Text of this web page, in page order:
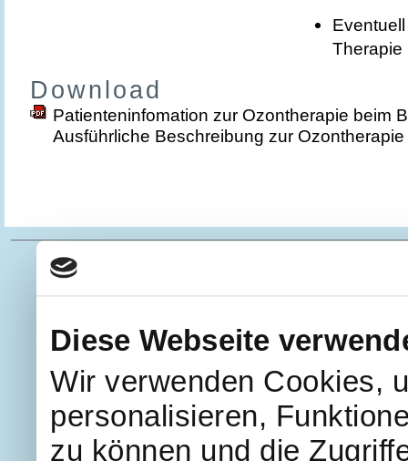
Diese Webseite
Wir verwenden Cookies,
personalisieren,
zu können und die
Therapie
Download
Patienteninfomation zur Ozontherapie beim
Ausführliche Beschreibung zur